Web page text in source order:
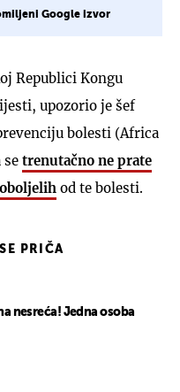
Google izvor
Republici Kongu
upozorio je šef
bolesti (Africa
se trenutačno ne prate
od te bolesti.
PRIČA
nesreća! Jedna osoba